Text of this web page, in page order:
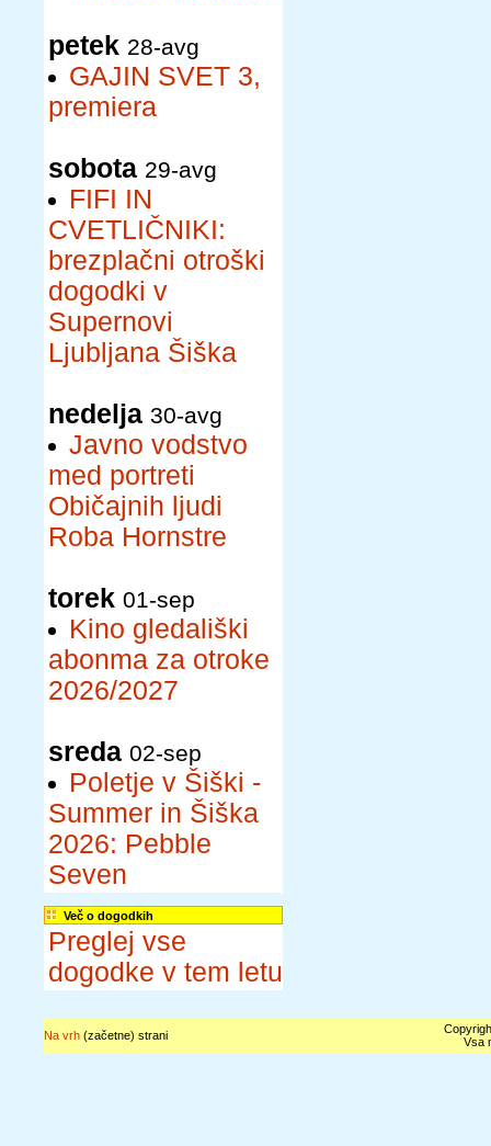
petek 28-avg
GAJIN SVET 3,
premiera
sobota 29-avg
FIFI IN
CVETLIČNIKI:
brezplačni otroški
dogodki v
Supernovi
Ljubljana Šiška
nedelja 30-avg
Javno vodstvo
med portreti
Običajnih ljudi
Roba Hornstre
torek 01-sep
Kino gledališki
abonma za otroke
2026/2027
sreda 02-sep
Poletje v Šiški -
Summer in Šiška
2026: Pebble
Seven
Več o dogodkih
Preglej vse
dogodke v tem letu
Na vrh(začetne) strani
Vsa